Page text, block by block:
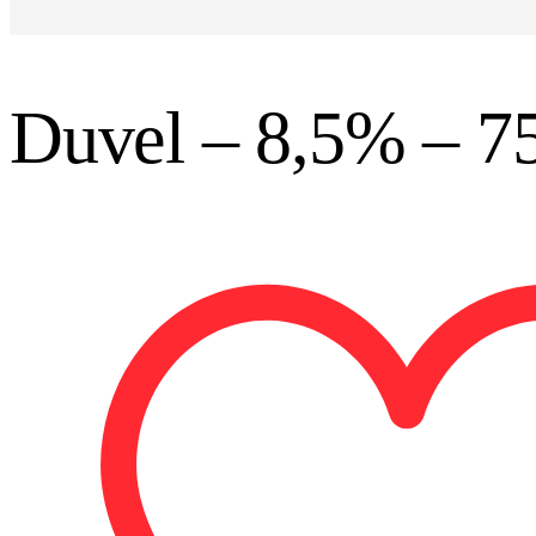
Duvel – 8,5% –